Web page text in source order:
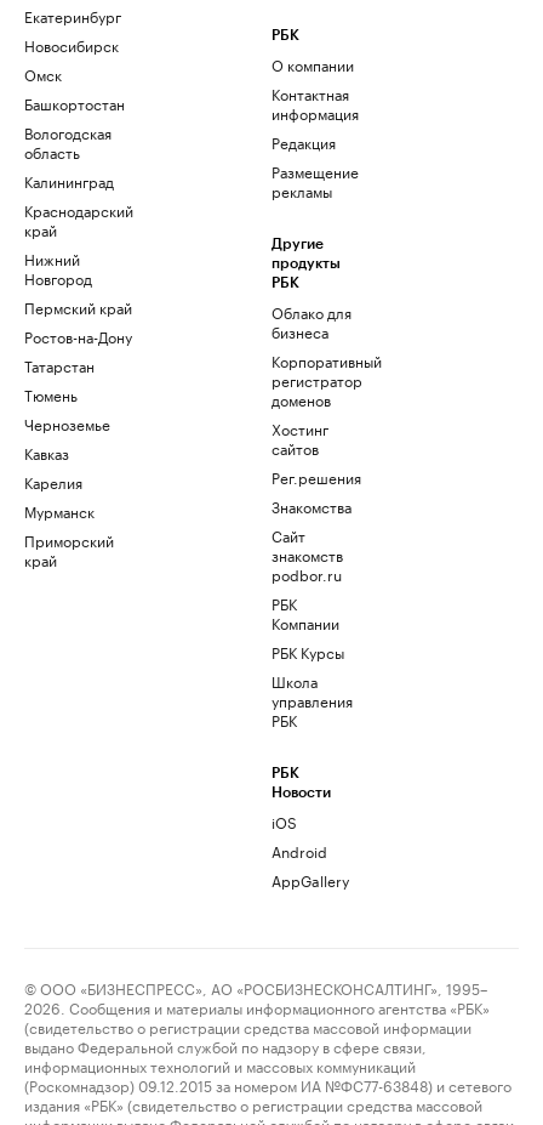
Екатеринбург
Новосибирск
Омск
Башкортостан
Вологодская
область
Калининград
Краснодарский
край
Нижний
Новгород
Пермский край
Ростов-на-Дону
Татарстан
Тюмень
Черноземье
Кавказ
Карелия
Мурманск
Приморский
край
РБК
О компании
Контактная
информация
Редакция
Размещение
рекламы
Другие
продукты
РБК
Облако для
бизнеса
Корпоративный
регистратор
доменов
Хостинг
сайтов
Рег.решения
Знакомства
Сайт
знакомств
podbor.ru
РБК
Компании
РБК Курсы
Школа
управления
РБК
РБК
Новости
iOS
Android
AppGallery
© ООО «БИЗНЕСПРЕСС», АО «РОСБИЗНЕСКОНСАЛТИНГ», 1995–
2026. Сообщения и материалы информационного агентства «РБК»
(свидетельство о регистрации средства массовой информации
выдано Федеральной службой по надзору в сфере связи,
информационных технологий и массовых коммуникаций
(Роскомнадзор) 09.12.2015 за номером ИА №ФС77-63848) и сетевого
издания «РБК» (свидетельство о регистрации средства массовой